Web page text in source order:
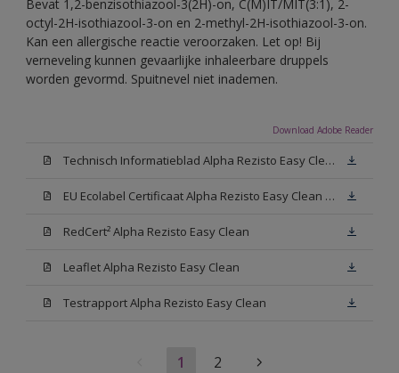
Bevat 1,2-benzisothiazool-3(2H)-on, C(M)IT/MIT(3:1), 2-
octyl-2H-isothiazool-3-on en 2-methyl-2H-isothiazool-3-on.
Kan een allergische reactie veroorzaken. Let op! Bij
verneveling kunnen gevaarlijke inhaleerbare druppels
worden gevormd. Spuitnevel niet inademen.
Download Adobe Reader
Technisch Informatieblad Alpha Rezisto Easy Clean (PDF)
EU Ecolabel Certificaat Alpha Rezisto Easy Clean Mat
RedCert² Alpha Rezisto Easy Clean
Leaflet Alpha Rezisto Easy Clean
Testrapport Alpha Rezisto Easy Clean
1 2